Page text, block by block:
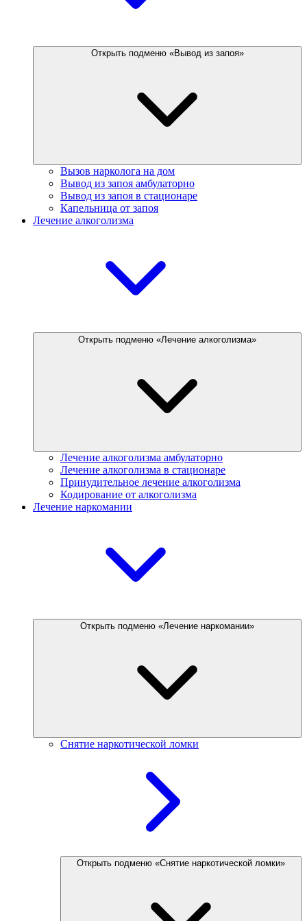
Открыть подменю «Вывод из запоя»
Вызов нарколога на дом
Вывод из запоя амбулаторно
Вывод из запоя в стационаре
Капельница от запоя
Лечение алкоголизма
Открыть подменю «Лечение алкоголизма»
Лечение алкоголизма амбулаторно
Лечение алкоголизма в стационаре
Принудительное лечение алкоголизма
Кодирование от алкоголизма
Лечение наркомании
Открыть подменю «Лечение наркомании»
Снятие наркотической ломки
Открыть подменю «Снятие наркотической ломки»